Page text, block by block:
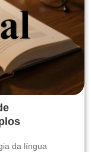
da língua